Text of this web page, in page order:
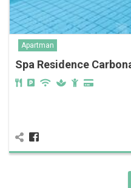
Apartman
Spa Residence